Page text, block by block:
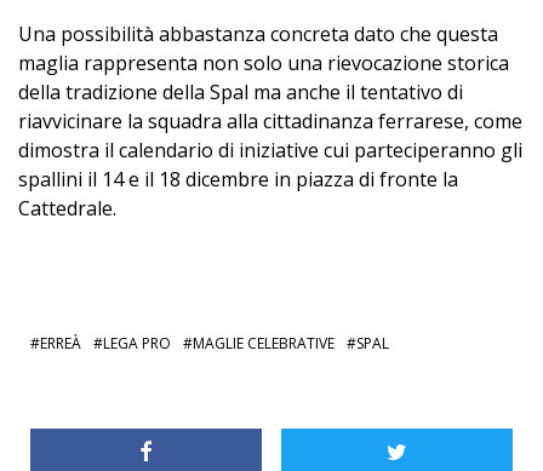
Una possibilità abbastanza concreta dato che questa
maglia rappresenta non solo una rievocazione storica
della tradizione della Spal ma anche il tentativo di
riavvicinare la squadra alla cittadinanza ferrarese, come
dimostra il calendario di iniziative cui parteciperanno gli
spallini il 14 e il 18 dicembre in piazza di fronte la
Cattedrale.
ERREÀ LEGA PRO MAGLIE CELEBRATIVE SPAL